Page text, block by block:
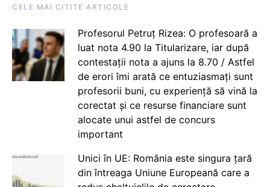
CELE MAI CITITE ARTICOLE
Profesorul Petruț Rizea: O profesoară a
luat nota 4.90 la Titularizare, iar după
contestații nota a ajuns la 8.70 / Astfel
de erori îmi arată ce entuziasmați sunt
profesorii buni, cu experiență să vină la
corectat și ce resurse financiare sunt
alocate unui astfel de concurs
important
Unici în UE: România este singura țară
din întreaga Uniune Europeană care a